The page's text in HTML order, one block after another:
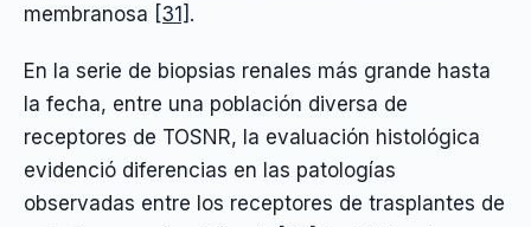
membranosa [31] .
En la serie de biopsias renales más grande hasta
la fecha, entre una población diversa de
receptores de TOSNR, la evaluación histológica
evidenció diferencias en las patologías
observadas entre los receptores de trasplantes de